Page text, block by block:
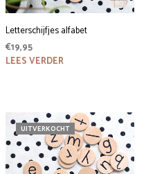
Letterschijfjes alfabet
€19,95
LEES VERDER
UITVERKOCHT